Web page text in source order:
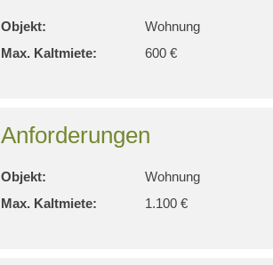
Objekt:
Wohnung
Max. Kaltmiete:
600 €
Anforderungen
Objekt:
Wohnung
Max. Kaltmiete:
1.100 €